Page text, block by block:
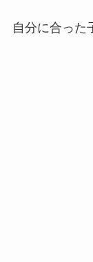
自分に合った